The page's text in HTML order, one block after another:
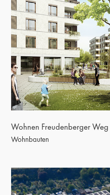
Wohnen
Wohnen Freudenberger Weg
Wohnbauten